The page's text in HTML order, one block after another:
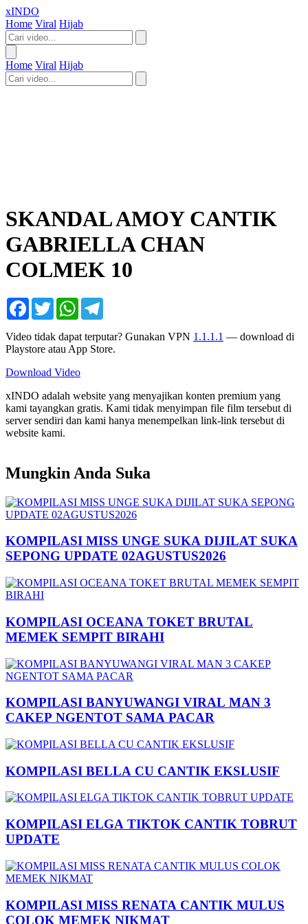
xINDO
Home Viral Hijab
Home Viral Hijab
SKANDAL AMOY CANTIK
GABRIELLA CHAN
COLMEK 10
Facebook
TwitterWhatsApp
Video tidak dapat terputar? Gunakan VPN 1.1.1.1 — download di
Playstore atau App Store.
Download Video
xINDO adalah website yang menyajikan konten premium yang
kami tayangkan gratis. Kami tidak menyimpan file film tersebut di
server sendiri dan kami hanya menempelkan link-link tersebut di
website kami.
Mungkin Anda Suka
KOMPILASI MISS UNGE SUKA DIJILAT SUKA
SEPONG UPDATE 02AGUSTUS2026
KOMPILASI OCEANA TOKET BRUTAL
MEMEK SEMPIT BIRAHI
KOMPILASI BANYUWANGI VIRAL MAN 3
CAKEP NGENTOT SAMA PACAR
KOMPILASI BELLA CU CANTIK EKSLUSIF
KOMPILASI ELGA TIKTOK CANTIK TOBRUT
UPDATE
KOMPILASI MISS RENATA CANTIK MULUS
COLOK MEMEK NIKMAT